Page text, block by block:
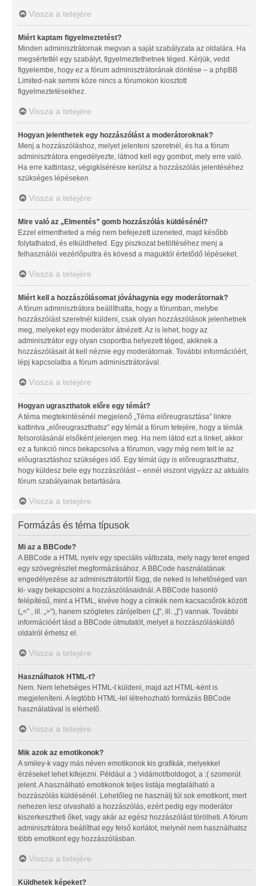
Vissza a tetejére
Miért kaptam figyelmeztetést?
Minden adminisztrátornak megvan a saját szabályzata az oldalára. Ha
megsértettél egy szabályt, figyelmeztethetnek téged. Kérjük, vedd
figyelembe, hogy ez a fórum adminisztrátorának döntése – a phpBB
Limited-nak semmi köze nincs a fórumokon kiosztott
figyelmeztetésekhez.
Vissza a tetejére
Hogyan jelenthetek egy hozzászólást a moderátoroknak?
Menj a hozzászóláshoz, melyet jelenteni szeretnél, és ha a fórum
adminisztrátora engedélyezte, látnod kell egy gombot, mely erre való.
Ha erre kattintasz, végigkísérésre kerülsz a hozzászólás jelentéséhez
szükséges lépéseken.
Vissza a tetejére
Mire való az „Elmentés” gomb hozzászólás küldésénél?
Ezzel elmentheted a még nem befejezett üzeneted, majd később
folytathatod, és elküldheted. Egy piszkozat betöltéséhez menj a
felhasználói vezérlőpultra és kövesd a maguktól értetődő lépéseket.
Vissza a tetejére
Miért kell a hozzászólásomat jóváhagynia egy moderátornak?
A fórum adminisztrátora beállíthatta, hogy a fórumban, melybe
hozzászólást szeretnél küldeni, csak olyan hozzászólások jelenhetnek
meg, melyeket egy moderátor átnézett. Az is lehet, hogy az
adminisztrátor egy olyan csoportba helyezett téged, akiknek a
hozzászólásait át kell néznie egy moderátornak. További információért,
lépj kapcsolatba a fórum adminisztrátorával.
Vissza a tetejére
Hogyan ugraszthatok előre egy témát?
A téma megtekintésénél megjelenő „Téma előreugrasztása” linkre
kattintva „előreugraszthatsz” egy témát a fórum tetejére, hogy a témák
felsorolásánál elsőként jelenjen meg. Ha nem látod ezt a linket, akkor
ez a funkció nincs bekapcsolva a fórumon, vagy még nem telt le az
előugrasztáshoz szükséges idő. Egy témát úgy is előreugraszthatsz,
hogy küldesz bele egy hozzászólást – ennél viszont vigyázz az aktuális
fórum szabályainak betartására.
Vissza a tetejére
Formázás és téma típusok
Mi az a BBCode?
A BBCode a HTML nyelv egy speciális változata, mely nagy teret enged
egy szövegrészlet megformázásához. A BBCode használatának
engedélyezése az adminisztrátortól függ, de neked is lehetőséged van
ki- vagy bekapcsolni a hozzászólásaidnál. A BBCode hasonló
felépítésű, mint a HTML, kivéve hogy a címkék nem kacsacsőrök között
(„<” , ill. „>”), hanem szögletes zárójelben („[”, ill. „]”) vannak. További
információért lásd a BBCode útmutatót, melyet a hozzászólásküldő
oldalról érhetsz el.
Vissza a tetejére
Használhatok HTML-t?
Nem. Nem lehetséges HTML-t küldeni, majd azt HTML-ként is
megjeleníteni. A legtöbb HTML-lel létrehozható formázás BBCode
használatával is elérhető.
Vissza a tetejére
Mik azok az emotikonok?
A smiley-k vagy más néven emotikonok kis grafikák, melyekkel
érzéseket lehet kifejezni. Például a :) vidámot/boldogot, a :( szomorút
jelent. A használható emotikonok teljes listája megtalálható a
hozzászólás küldésénél. Lehetőleg ne használj túl sok emotikont, mert
nehezen lesz olvasható a hozzászólás, ezért pedig egy moderátor
kiszerkesztheti őket, vagy akár az egész hozzászólást törölheti. A fórum
adminisztrátora beállíthat egy felső korlátot, melynél nem használhatsz
több emotikont egy hozzászólásban.
Vissza a tetejére
Küldhetek képeket?